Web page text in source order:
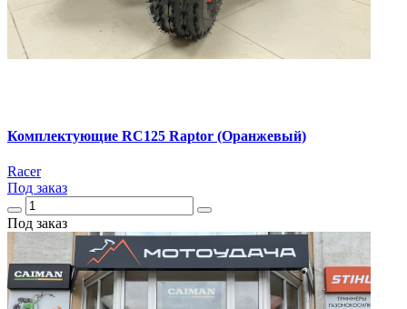
Комплектующие RC125 Raptor (Оранжевый)
Racer
Под заказ
Под заказ